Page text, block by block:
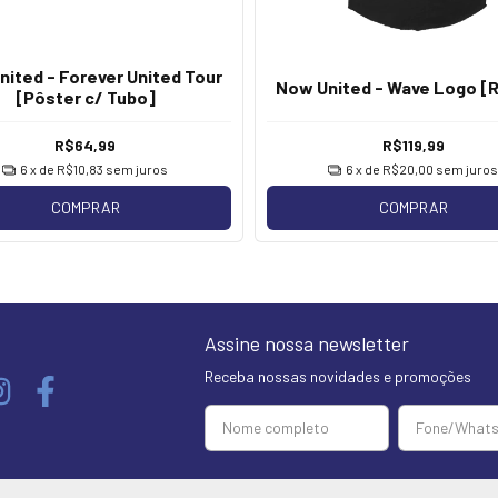
- Forever United Tour
[Pôster c/ Tubo]
R$64,99
6 x de R$10,83 sem juros
COMPRAR
Now United - Wave Logo
R$119,99
6 x de R$20,00 sem juros
COMPRAR
Assine nossa newsletter
Receba nossas novidades e promoções